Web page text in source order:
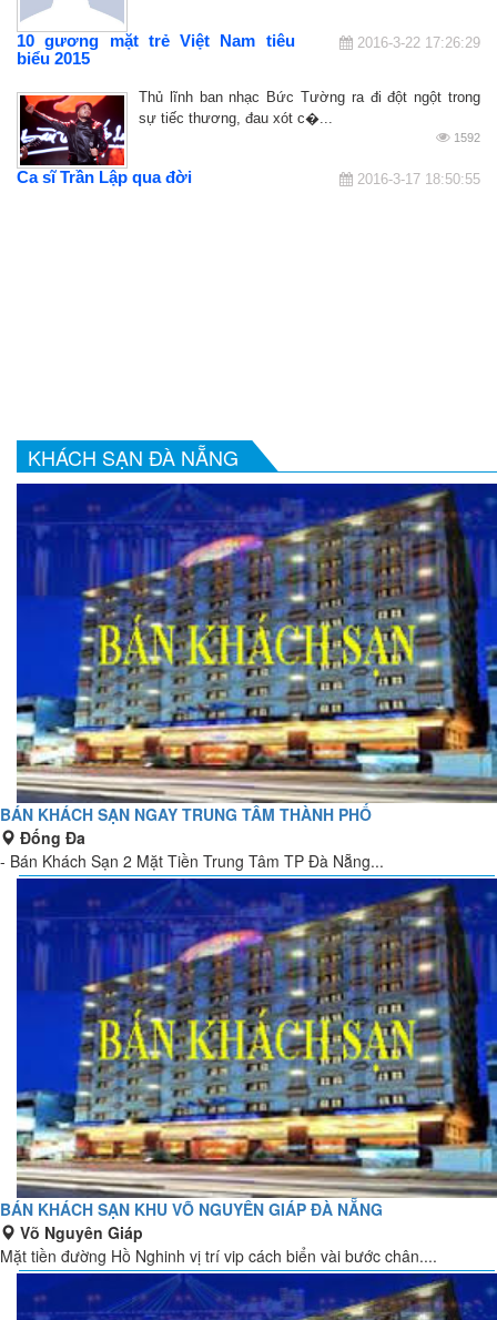
10 gương mặt trẻ Việt Nam tiêu
biểu 2015
2016-3-22 17:26:29
Ca sĩ Trần Lập qua đời 2016-3-17 18:50:55
Thủ lĩnh ban nhạc Bức Tường ra đi đột ngột trong
sự tiếc thương, đau xót c�...
1592
KHÁCH SẠN ĐÀ NẴNG
BÁN KHÁCH SẠN NGAY TRUNG TÂM THÀNH PHỐ
Đống Đa
- Bán Khách Sạn 2 Mặt Tiền Trung Tâm TP Đà Nẵng...
BÁN KHÁCH SẠN KHU VÕ NGUYÊN GIÁP ĐÀ NẴNG
Võ Nguyên Giáp
Mặt tiền đường Hồ Nghinh vị trí vip cách biển vài bước chân....